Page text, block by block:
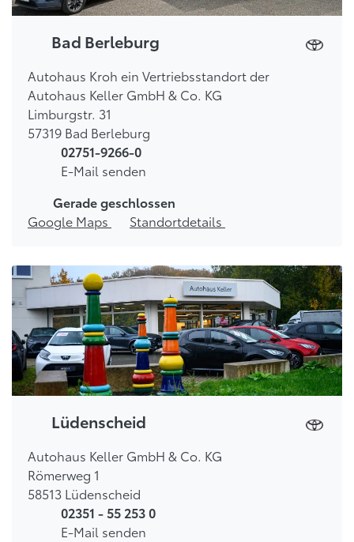
Bad Berleburg
Autohaus Kroh ein Vertriebsstandort der
Autohaus Keller GmbH & Co. KG
Limburgstr. 31
57319 Bad Berleburg
02751-9266-0
E-Mail senden
Gerade geschlossen
Google Maps Standortdetails
Lüdenscheid
Autohaus Keller GmbH & Co. KG
Römerweg 1
58513 Lüdenscheid
02351 - 55 253 0
E-Mail senden